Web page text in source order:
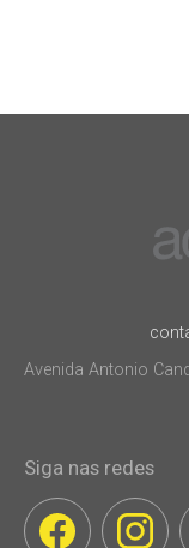
Avenida Antonio
Siga nas redes